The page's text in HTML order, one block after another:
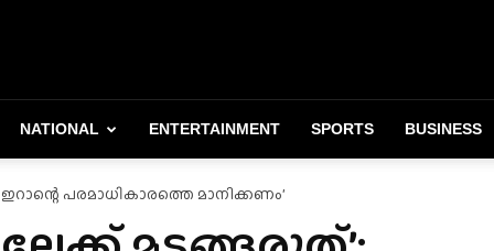
NATIONAL ENTERTAINMENT SPORTS BUSINESS
പരമാധികാരത്തെ മാനിക്കണം’